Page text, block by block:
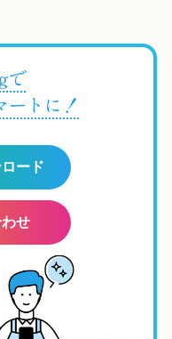
で
ートに！
ード
せ